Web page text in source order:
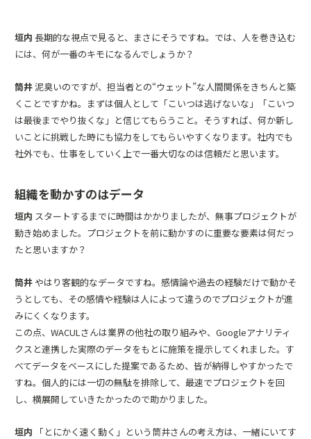
垣内 長期的な視点で見ると、まさにそうですね。では、人を巻き込む
には、何が一番のキモになるんでしょうか？
筒井泥臭いのですが、担当者との“ウェット”な人間関係をきちんと築
くことですかね。まずは個人として「こいつは逃げないな」「こいつ
は最後までやり抜くな」と信じてもらうこと。そうすれば、何か新し
いことに挑戦した時にも協力をしてもらいやすくなります。社内でも
社外でも、仕事をしていく上で一番大切なのは信頼だと思います。
組織を動かすのはデータ
垣内 スタートするまでに時間はかかりましたが、無事プロジェクトが
動き始めました。プロジェクトを前に動かすのに重要な要素は何だっ
たと思いますか？
筒井 やはり客観的なデータですね。感情論や過去の経験だけで動かそ
うとしても、その感情や経験は人によって違うのでプロジェクトが進
みにくくなります。
この点、WACULさんは業界の他社の取り組みや、Googleアナリティ
クスと連携した実際のデータをもとに施策を提示してくれました。す
べてデータをベースにした提案であるため、皆が納得しやすかったで
すね。個人的には一切の無駄を排除して、最速でプロジェクトを回
し、横展開していきたかったので助かりました。
垣内 「とにかく速く動く」という筒井さんの考え方は、一緒にいてす